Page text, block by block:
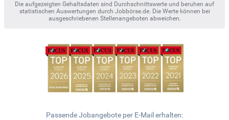
Die aufgezeigten Gehaltsdaten sind Durchschnittswerte und beruhen auf
statistischen Auswertungen durch Jobbörse.de. Die Werte können bei
ausgeschriebenen Stellenangeboten abweichen.
Passende Jobangebote per E-Mail erhalten: